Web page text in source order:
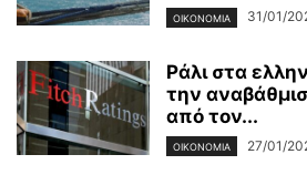
ΟΙΚΟΝΟΜΊΑ 31/01/
Ράλι στα
την
από τον...
ΟΙΚΟΝΟΜΊΑ 27/01/